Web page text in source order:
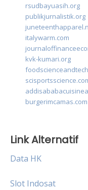
rsudbayuasih.org
publikjurnalistik.org
italywarm.com
kvk-kumari.org
burgerimcamas.com
Link Alternatif
Data HK
Slot Indosat